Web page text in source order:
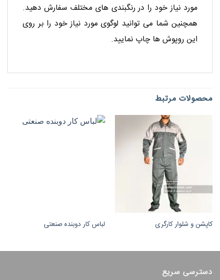
مورد نیاز خود را در رنگبندی های مختلف سفارش دهید.
همچنین شما می توانید لوگوی مورد نیاز خود را بر روی
این روپوش ها چاپ نمایید.
محصولات مرتبط
کاپشن و شلوار کارگری لباس کار دوبنده صنعتی
دسترسی سریع